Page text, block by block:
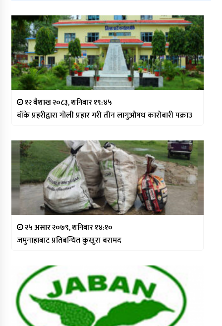
१२ बैशाख २०८३, शनिबार १९:४५
बाँके प्रहरीद्वारा गोली प्रहार गरी तीन लागुऔषध कारोबारी पक्राउ
२५ असार २०७९, शनिबार १४:१०
जमुनाहाबाट प्रतिबन्धित कुखुरा बरामद